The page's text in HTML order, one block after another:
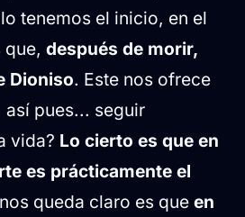
tenemos el inicio, en el
después de morir,
Dioniso. Este nos ofrece
pues... seguir
vida? Lo cierto es que en
es prácticamente el
queda claro es que en